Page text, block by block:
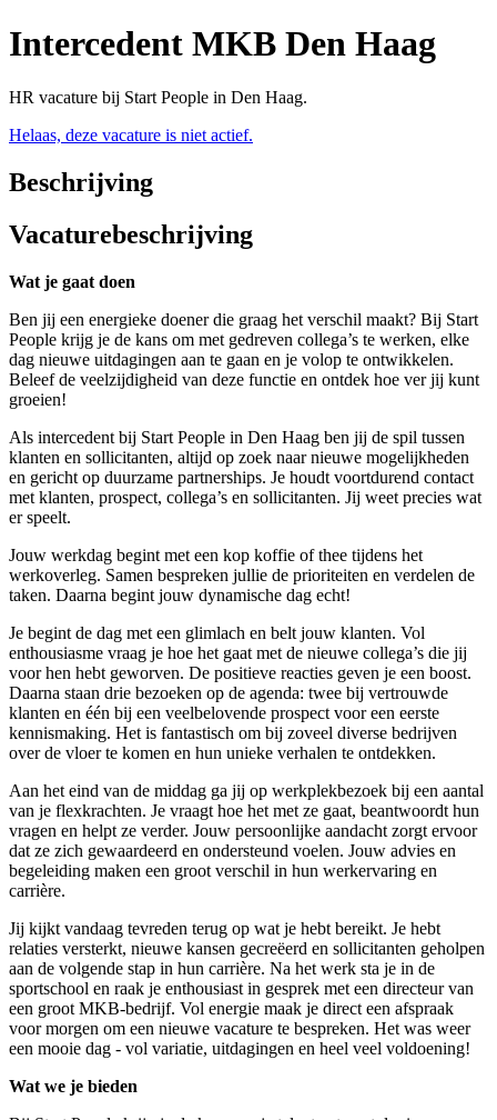
Intercedent MKB Den Haag
HR vacature bij Start People in Den Haag.
Helaas, deze vacature is niet actief.
Beschrijving
Vacaturebeschrijving
Wat je gaat doen
Ben jij een energieke doener die graag het verschil maakt? Bij Start
People krijg je de kans om met gedreven collega’s te werken, elke
dag nieuwe uitdagingen aan te gaan en je volop te ontwikkelen.
Beleef de veelzijdigheid van deze functie en ontdek hoe ver jij kunt
groeien!
Als intercedent bij Start People in Den Haag ben jij de spil tussen
klanten en sollicitanten, altijd op zoek naar nieuwe mogelijkheden
en gericht op duurzame partnerships. Je houdt voortdurend contact
met klanten, prospect, collega’s en sollicitanten. Jij weet precies wat
er speelt.
Jouw werkdag begint met een kop koffie of thee tijdens het
werkoverleg. Samen bespreken jullie de prioriteiten en verdelen de
taken. Daarna begint jouw dynamische dag echt!
Je begint de dag met een glimlach en belt jouw klanten. Vol
enthousiasme vraag je hoe het gaat met de nieuwe collega’s die jij
voor hen hebt geworven. De positieve reacties geven je een boost.
Daarna staan drie bezoeken op de agenda: twee bij vertrouwde
klanten en één bij een veelbelovende prospect voor een eerste
kennismaking. Het is fantastisch om bij zoveel diverse bedrijven
over de vloer te komen en hun unieke verhalen te ontdekken.
Aan het eind van de middag ga jij op werkplekbezoek bij een aantal
van je flexkrachten. Je vraagt hoe het met ze gaat, beantwoordt hun
vragen en helpt ze verder. Jouw persoonlijke aandacht zorgt ervoor
dat ze zich gewaardeerd en ondersteund voelen. Jouw advies en
begeleiding maken een groot verschil in hun werkervaring en
carrière.
Jij kijkt vandaag tevreden terug op wat je hebt bereikt. Je hebt
relaties versterkt, nieuwe kansen gecreëerd en sollicitanten geholpen
aan de volgende stap in hun carrière. Na het werk sta je in de
sportschool en raak je enthousiast in gesprek met een directeur van
een groot MKB-bedrijf. Vol energie maak je direct een afspraak
voor morgen om een nieuwe vacature te bespreken. Het was weer
een mooie dag - vol variatie, uitdagingen en heel veel voldoening!
Wat we je bieden